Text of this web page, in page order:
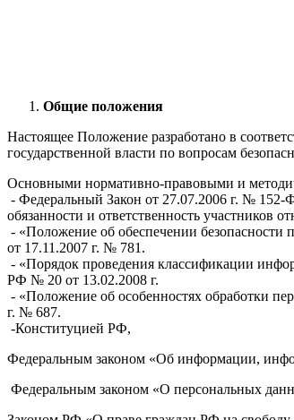
Общие положения
Настоящее Положение разработано в
государственной власти по вопросам
Основными нормативно-правовыми и
- Федеральный Закон от 27.07.2006 г. №
обязанности и ответственность участников
- «Положение об обеспечении
от 17.11.2007 г. № 781.
- «Порядок проведения классификации
РФ № 20 от 13.02.2008 г.
- «Положение об особенностях обработки
г. № 687.
-Конституцией РФ,
Федеральным законом «Об информации,
Федеральным законом «О персональных